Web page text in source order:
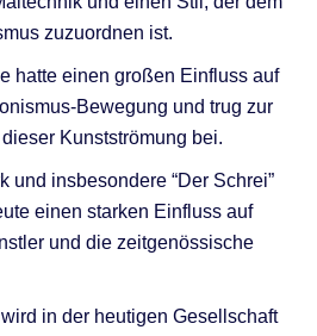
zuzuordnen ist.
hatte einen großen Einfluss auf
Bewegung und trug zur
Kunstströmung bei.
und insbesondere “Der Schrei”
einen starken Einfluss auf
und die zeitgenössische
wird in der heutigen Gesellschaft